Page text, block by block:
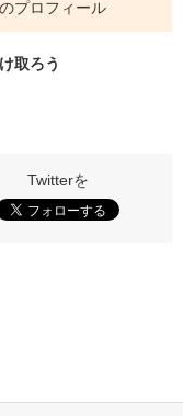
プロフィール
取ろう